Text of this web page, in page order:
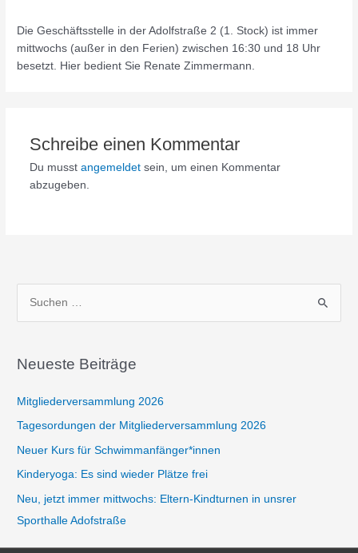
Die Geschäftsstelle in der Adolfstraße 2 (1. Stock) ist immer
mittwochs (außer in den Ferien) zwischen 16:30 und 18 Uhr
besetzt. Hier bedient Sie Renate Zimmermann.
Schreibe einen Kommentar
Du musst angemeldetsein, um einen Kommentar
abzugeben.
h
n
n
a
Neueste Beiträge
Mitgliederversammlung 2026
Tagesordungen der Mitgliederversammlung 2026
Neuer Kurs für Schwimmanfänger*innen
Kinderyoga: Es sind wieder Plätze frei
Neu, jetzt immer mittwochs: Eltern-Kindturnen in unsrer
Sporthalle Adofstraße